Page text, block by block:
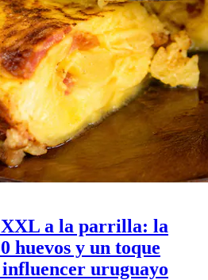
a la parrilla: la
huevos y un toque
uruguayo